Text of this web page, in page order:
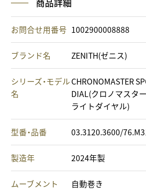
商品詳細
お問合せ用番号 1002900008888
ブランド名 ZENITH(ゼニス)
シリーズ・モデル
名
CHRONOMASTER
DIAL(クロノマスタ
ライトダイヤル)
型番・品番 03.3120.3600/
製造年 2024年製
ムーブメント 自動巻き